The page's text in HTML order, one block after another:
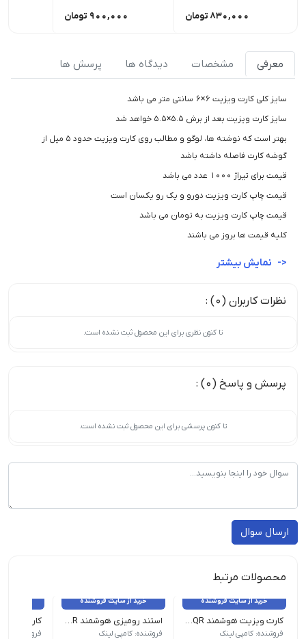
830,000 تومان 900,000 تومان
معرفی مشخصات دیدگاه ها پرسش ها
سایز کلی کارت ویزیت 6×6 سانتی متر می باشد
سایز کارت ویزیت بعد از برش 5.5×5.5 خواهد شد
بهتر است که نوشته ها، لوگو و مطالب روی کارت ویزیت حدود ۵ میل از
گوشه کارت فاصله داشته باشد
قیمت برای تیراژ ۱۰۰۰ عدد می باشد
قیمت چاپ کارت ویزیت دورو و یک رو یکسان است
قیمت چاپ کارت ویزیت به تومان می باشد
کلیه قیمت ها بروز می باشند
نظرات کاربران (0) :
تا کنون نظری برای این محصول ثبت نشده است.
پرسش و پاسخ (0) :
تا کنون پرسشی برای این محصول ثبت نشده است.
ارسال سوال
محصولات مرتبط
خرید از سایت فروشنده
کارت ویزیت هوشمند NFC - QR جنس: PVC | روکش: لمینت
فروشنده: کامپی لینک
خرید از سایت فروشنده
استند رومیزی هوشمند NFC - QR جنس: Pelaxi
فروشنده: کامپی لینک
جنس: گلاسه 300
فروشنده: